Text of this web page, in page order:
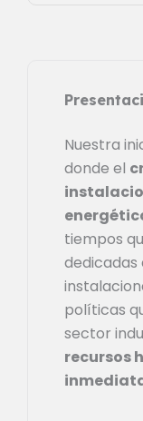
Nuestra
donde el
tiempos
dedicadas
políticas
sector
recursos